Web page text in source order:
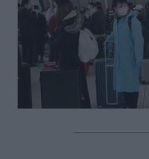
link
Información adicional
link